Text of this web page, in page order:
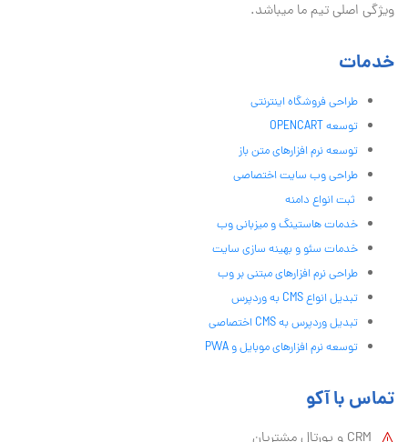
ویژگی اصلی تیم ما میباشد.
خدمات
طراحی فروشگاه اینترنتی
توسعه OPENCART
توسعه نرم افزارهای متن باز
طراحی وب سایت اختصاصی
ثبت انواع دامنه
خدمات هاستینگ و میزبانی وب
خدمات سئو و بهینه سازی سایت
طراحی نرم افزارهای مبتنی بر وب
تبدیل انواع CMS به وردپرس
تبدیل وردپرس به CMS اختصاصی
توسعه نرم افزارهای موبایل و PWA
تماس با آکو